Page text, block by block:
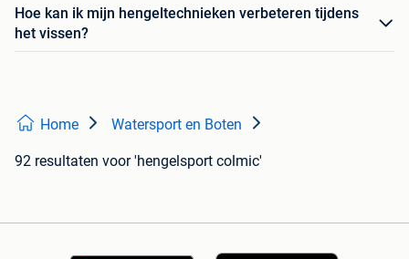
Hoe kan ik mijn hengeltechnieken verbeteren tijdens
het vissen?
Home Watersport en Boten
92 resultaten voor 'hengelsport colmic'